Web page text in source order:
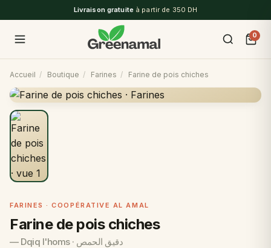
Livraison gratuiteà partir de 350 DH
0
Accueil / Boutique / Farines / Farine de pois chiches
FARINES · COOPÉRATIVE AL AMAL
Farine de pois chiches
— Dqiq l'homs · دقيق الحمص